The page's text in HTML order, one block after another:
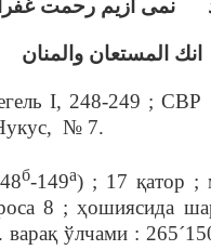
نمى ازيم رحمت
المستعان والمنان
I, 248-249 ;
№ 7.
б-149а) ; 17 қатор ;
8 ; ҳошиясида
ўлчами :